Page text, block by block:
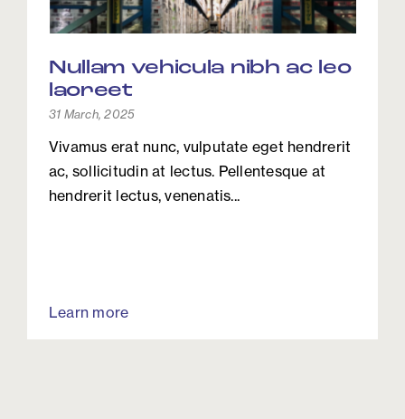
Nullam vehicula nibh ac leo
laoreet
31 March, 2025
Learn more
Vivamus erat nunc, vulputate eget hendrerit
ac, sollicitudin at lectus. Pellentesque at
hendrerit lectus, venenatis...